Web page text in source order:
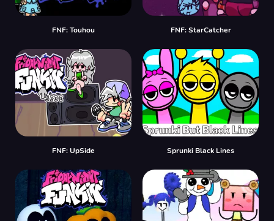
FNF: Touhou FNF: StarCatcher
FNF: UpSide Sprunki Black Lines